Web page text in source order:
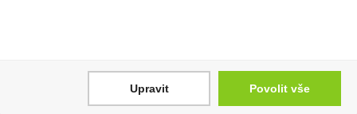
Upravit Povolit vše